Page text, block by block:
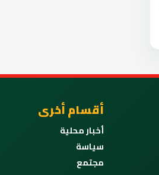
أقسام أخرى
أخبار محلية
سياسة
مجتمع